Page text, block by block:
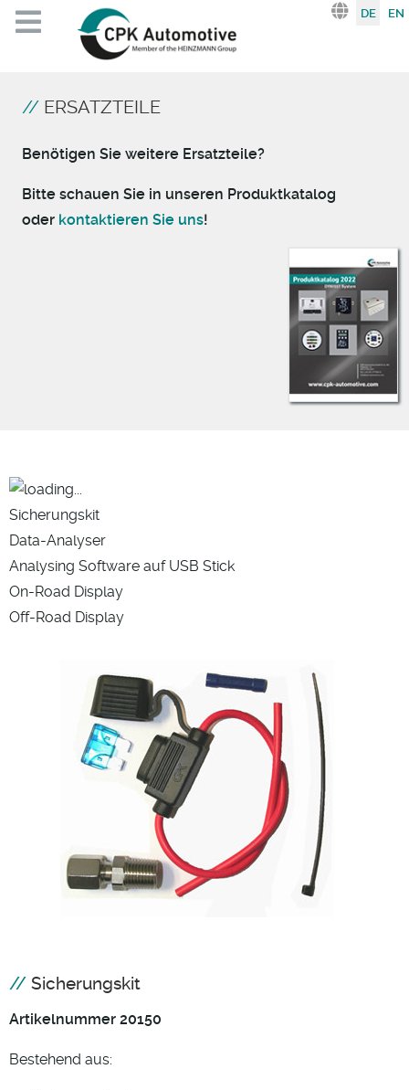
Sprache
DE EN
ERSATZTEILE
Benötigen Sie weitere Ersatzteile?
Bitte schauen Sie in unseren Produktkatalog
oder kontaktieren Sie uns!
Sicherungskit
Data-Analyser
Analysing Software auf USB Stick
On-Road Display
Off-Road Display
Sicherungskit
Artikelnummer 20150
Bestehend aus: